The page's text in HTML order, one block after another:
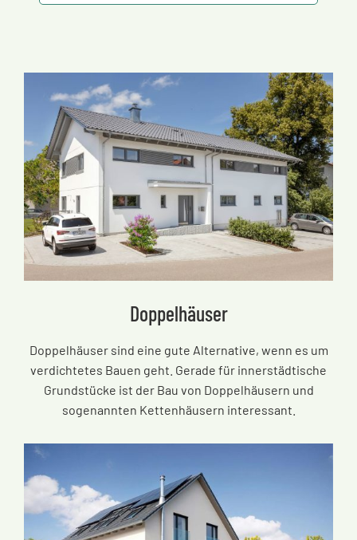
Doppelhäuser
Doppelhäuser sind eine gute Alternative, wenn es um
verdichtetes Bauen geht. Gerade für innerstädtische
Grundstücke ist der Bau von Doppelhäusern und
sogenannten Kettenhäusern interessant.